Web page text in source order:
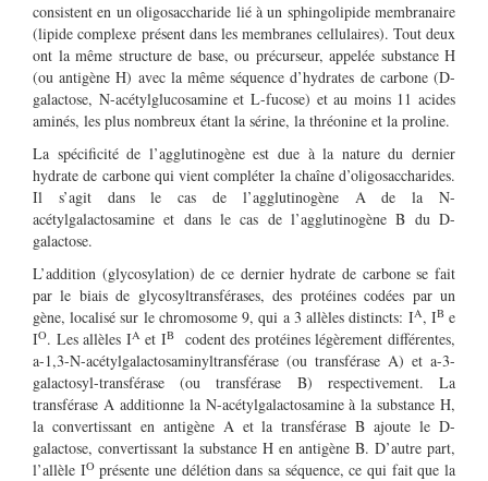
consistent en un oligosaccharide lié à un sphingolipide membranaire
(lipide complexe présent dans les membranes cellulaires). Tout deux
ont la même structure de base, ou précurseur, appelée substance H
(ou antigène H) avec la même séquence d’hydrates de carbone (D-
galactose, N-acétylglucosamine et L-fucose) et au moins 11 acides
aminés, les plus nombreux étant la sérine, la thréonine et la proline.
La spécificité de l’agglutinogène est due à la nature du dernier
hydrate de carbone qui vient compléter la chaîne d’oligosaccharides.
Il s’agit dans le cas de l’agglutinogène A de la N-
acétylgalactosamine et dans le cas de l’agglutinogène B du D-
galactose.
L’addition (glycosylation) de ce dernier hydrate de carbone se fait
par le biais de glycosyltransférases, des protéines codées par un
gène, localisé sur le chromosome 9, qui a 3 allèles distincts: IA, IBe
IO. Les allèles IA et IBcodent des protéines légèrement différentes,
a-1,3-N-acétylgalactosaminyltransférase (ou transférase A) et a-3-
galactosyl-transférase (ou transférase B) respectivement. La
transférase A additionne la N-acétylgalactosamine à la substance H,
la convertissant en antigène A et la transférase B ajoute le D-
galactose, convertissant la substance H en antigène B. D’autre part,
l’allèle IOprésente une délétion dans sa séquence, ce qui fait que la